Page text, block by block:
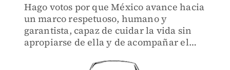
Hago votos por que México avance hacia
un marco respetuoso, humano y
garantista, capaz de cuidar la vida sin
apropiarse de ella y de acompañar el